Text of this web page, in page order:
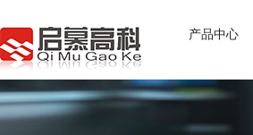
产品中心